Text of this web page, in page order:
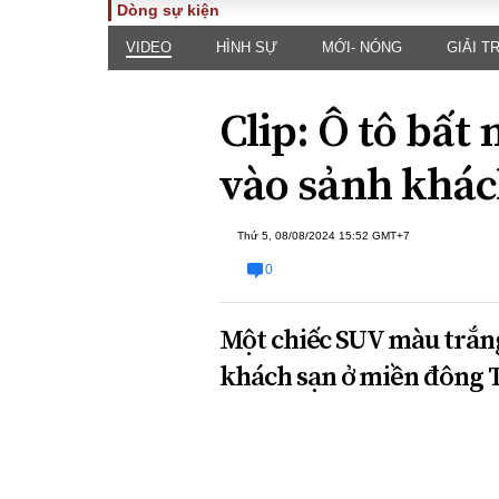
TOÀN CẢNH
Chính sách
Đối thoại
PHÁP
luật
Góc nhìn
Hồ sơ
Tiếng
Dòng sự kiện
VIDEO HÌNH SỰ MỚI- NÓNG GIẢI TRÍ
Clip: Ô tô bất
vào sảnh
Thứ 5, 08/08/2024 15:52 GMT+7
0
Một chiếc SUV màu
khách sạn ở miền đông